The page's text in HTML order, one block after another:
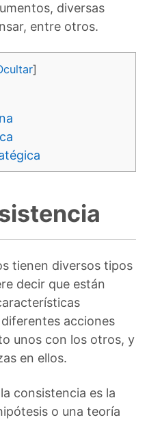
diversas
entre otros.
]
tienen diversos tipos
decir que están
acciones
unos con los otros, y
en ellos.
consistencia es la
o una teoría